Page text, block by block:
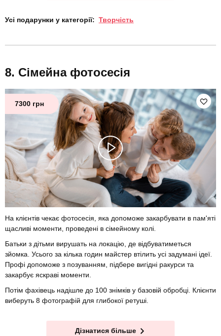
Усі подарунки у категорії: Творчість
Сімейна фотосесія
7300 грн
На клієнтів чекає фотосесія, яка допоможе закарбувати в пам'яті
щасливі моменти, проведені в сімейному колі.
Батьки з дітьми вирушать на локацію, де відбуватиметься
зйомка. Усього за кілька годин майстер втілить усі задумані ідеї.
Профі допоможе з позуванням, підбере вигідні ракурси та
закарбує яскраві моменти.
Потім фахівець надішле до 100 знімків у базовій обробці. Клієнти
виберуть 8 фотографій для глибокої ретуші.
Дізнатися більше